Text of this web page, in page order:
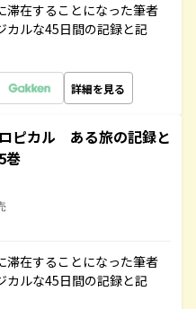
滞在することになった筆者
カルな45日間の記録と記
詳細を見る
ピカル ある旅の記録と
巻
滞在することになった筆者
カルな45日間の記録と記